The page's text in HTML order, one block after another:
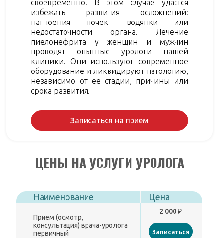
своевременно. В этом случае удастся
избежать развития осложнений:
нагноения почек, водянки или
недостаточности органа. Лечение
пиелонефрита у женщин и мужчин
проводят опытные урологи нашей
клиники. Они используют современное
оборудование и ликвидируют патологию,
независимо от ее стадии, причины или
срока развития.
Записаться на прием
ЦЕНЫ НА УСЛУГИ УРОЛОГА
Наименование Цена
Прием (осмотр,
консультация) врача-уролога
первичный
2 000 ₽
Записаться